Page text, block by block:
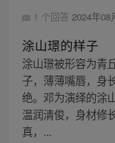
1 个回答 2024年08
涂山璟的样子
涂山璟被形容为青
子，薄薄嘴唇，身
绝。邓为演绎的涂
温润清俊，身材修
真，...